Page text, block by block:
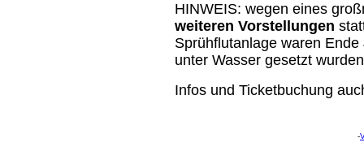
HINWEIS: wegen eines
weiteren Vorstellungen
Sprühflutanlage waren
unter Wasser gesetzt wurden
Infos und Ticketbuchung
-